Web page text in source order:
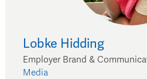
Lobke Hidding
Employer Brand &
Media